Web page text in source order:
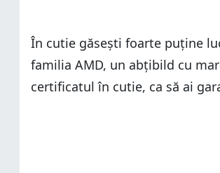
În cutie găsești foarte puține
familia AMD, un abțibild cu
certificatul în cutie, ca să ai